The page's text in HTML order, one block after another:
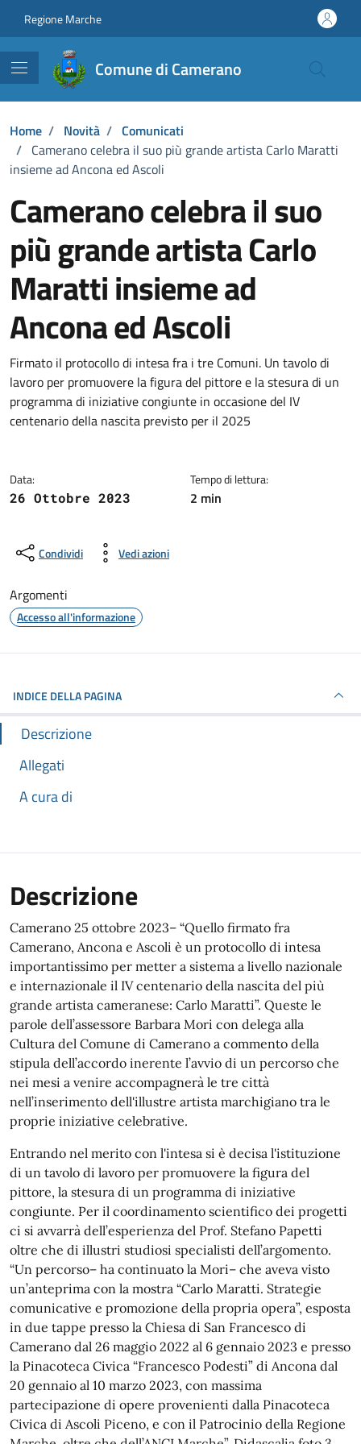
Regione Marche
Comune di Camerano
Home / Novità / Comunicati
/ Camerano celebra il suo più grande artista Carlo Maratti
insieme ad Ancona ed Ascoli
Camerano celebra il suo
più grande artista Carlo
Maratti insieme ad
Ancona ed Ascoli
Dettagli della notizia
Firmato il protocollo di intesa fra i tre Comuni. Un tavolo di
lavoro per promuovere la figura del pittore e la stesura di un
programma di iniziative congiunte in occasione del IV
centenario della nascita previsto per il 2025
Data:
26 Ottobre 2023
Tempo di lettura:
2 min
Condividi Vedi azioni
Argomenti
Accesso all'informazione
INDICE DELLA PAGINA
Descrizione
Allegati
A cura di
Descrizione
Camerano 25 ottobre 2023– “Quello firmato fra
Camerano, Ancona e Ascoli è un protocollo di intesa
importantissimo per metter a sistema a livello nazionale
e internazionale il IV centenario della nascita del più
grande artista cameranese: Carlo Maratti”. Queste le
parole dell’assessore Barbara Mori con delega alla
Cultura del Comune di Camerano a commento della
stipula dell’accordo inerente l’avvio di un percorso che
nei mesi a venire accompagnerà le tre città
nell’inserimento dell'illustre artista marchigiano tra le
proprie iniziative celebrative.
Entrando nel merito con l'intesa si è decisa l'istituzione
di un tavolo di lavoro per promuovere la figura del
pittore, la stesura di un programma di iniziative
congiunte. Per il coordinamento scientifico dei progetti
ci si avvarrà dell’esperienza del Prof. Stefano Papetti
oltre che di illustri studiosi specialisti dell’argomento.
“Un percorso– ha continuato la Mori– che aveva visto
un’anteprima con la mostra “Carlo Maratti. Strategie
comunicative e promozione della propria opera”, esposta
in due tappe presso la Chiesa di San Francesco di
Camerano dal 26 maggio 2022 al 6 gennaio 2023 e presso
la Pinacoteca Civica “Francesco Podesti” di Ancona dal
20 gennaio al 10 marzo 2023, con massima
partecipazione di opere provenienti dalla Pinacoteca
Civica di Ascoli Piceno, e con il Patrocinio della Regione